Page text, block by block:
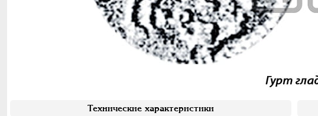
Технические характеристики